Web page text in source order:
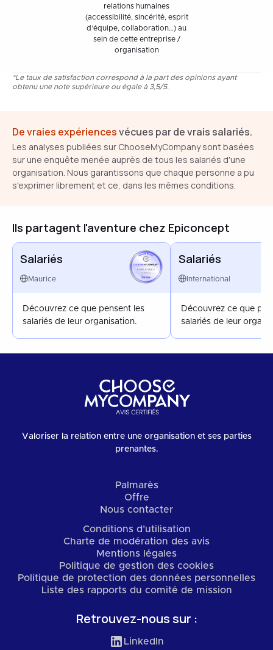
relations humaines
(accessibilité, sincérité, esprit
d’équipe, collaboration…) au
sein de cette entreprise /
organisation
*Le taux de satisfaction correspond à la part des opinions ayant
obtenu une note supérieure ou égale à 3,5/5.
De vraies expériencesvécues par de vrais salariés.
Les analyses publiées sur ChooseMyCompany sont basées
sur une enquête menée auprès de tous les salariés d'une
organisation. Nous garantissons que chaque personne a pu
s'exprimer librement et ce, dans les mêmes conditions.
Ils partagent l'aventure chez Epiconcept
Salariés
Maurice
EMPLOYEES
MAURITIUS
APR 2026
Découvrez ce que pensent les
salariés de leur organisation.
Salariés
International
Découvrez ce que
salariés de leur
Valoriser la relation entre une organisation et ses parties
prenantes.
Palmarès
Offre
Nous contacter
Conditions d’utilisation
Charte de modération des avis
Mentions légales
Politique de gestion des cookies
Politique de protection des données personnelles
Liste des rapports du comité de mission
Retrouvez-nous sur :
LinkedIn